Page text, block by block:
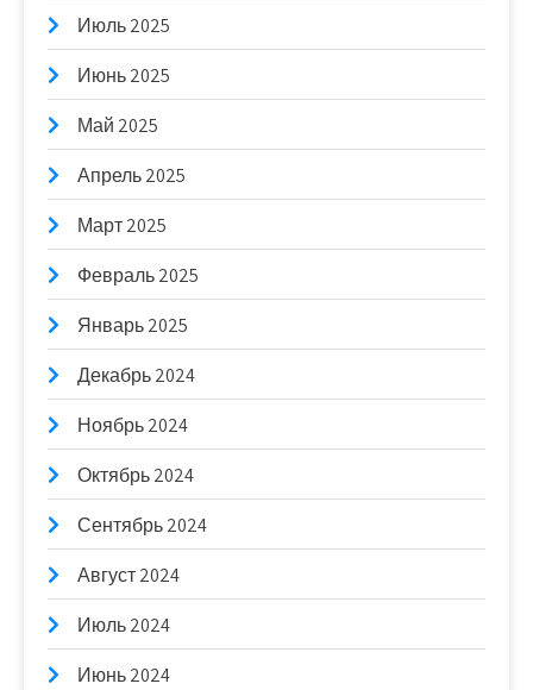
Июль 2025
Июнь 2025
Май 2025
Апрель 2025
Март 2025
Февраль 2025
Январь 2025
Декабрь 2024
Ноябрь 2024
Октябрь 2024
Сентябрь 2024
Август 2024
Июль 2024
Июнь 2024